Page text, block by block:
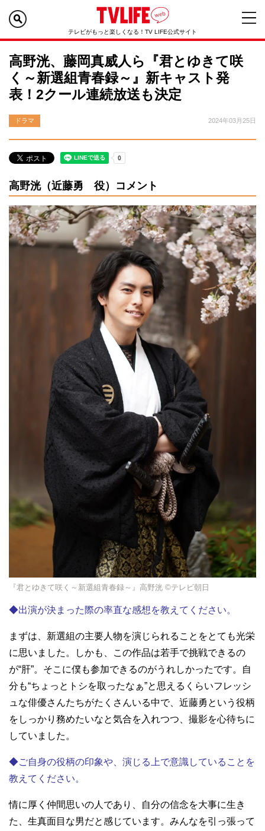
テレビがもっと楽しくなる！TV LIFE公式サイト
高野洸、藤岡真威人ら『君とゆきて咲
く～新選組青春録～』新キャスト発
表！2クール連続放送も決定
ドラマ 2024年03月25日
高野洸（近藤勇 役）コメント
『君とゆきて咲く～新選組青春録～』高野洸 ©テレビ朝日
◆出演が決まった際の率直な感想を教えてください。
まずは、新選組の主要人物を演じられることをとても光栄
に思いました。しかも、この作品は若手で挑戦できるの
が“肝”。そこに僕も参加できるのがうれしかったです。自
分も“ちょっとトシを取ったなぁ”と思えるくらいフレッシ
ュな俳優さんたちがたくさんいる中で、近藤勇という役柄
をしっかり務めたいなと気合を入れつつ、撮影を心待ちに
していました。
◆ご自身の役柄の印象や、演じる上で意識していることを
教えてください。
情に厚く仲間思いの人であり、自分の信念を大事に生き
た、生真面目な男だと感じています。みんなを引っ張って